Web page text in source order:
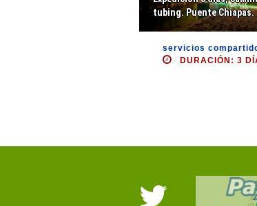
tubing. Puente Chiapas.
servicios
DURACIÓN: 3